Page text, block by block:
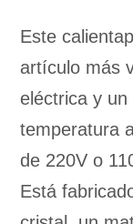
Este
artículo más
eléctrica y
temperatura
de 220V o
Está